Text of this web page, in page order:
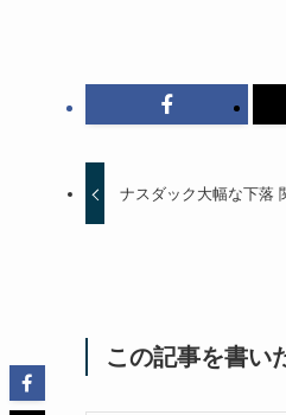
ナスダック大幅な下落
この記事を書い